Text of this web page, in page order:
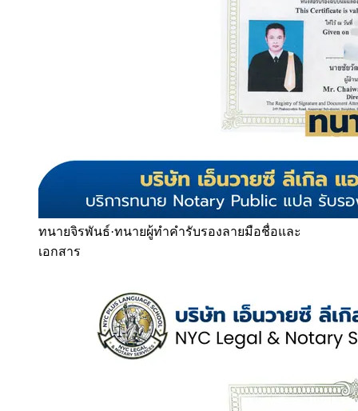
ทนายจิรพันธ์·ทนายผู้ทำคำรับรองลายมือชื่อและ
เอกสาร